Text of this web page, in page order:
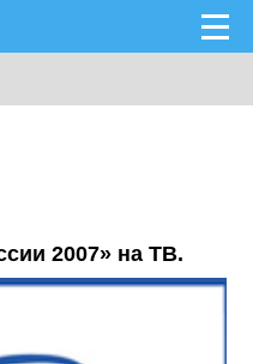
2007» на ТВ.